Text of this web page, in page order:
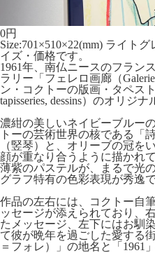
0円
Size:701×510×22(mm) ライト
イズ・価格です。
1961年、南仏ニースのフラン
ラリー「フェレロ画廊（
ン・コクトーの版画・タペス
tapisseries, dessins）のオリジ
濃紺の美しいネイビーブルー
トーの芸術世界の核である「
（竪琴）と、オリーブの冠を
顔が重なり合うように描かれ
薄紫のパステルが、まるで光
グラフ特有の色彩表現が秀逸で
作品の左右には、コクトー自
ッセージが添えられており、
たメッセージ、左下にはお馴
て彼が晩年を過ごした愛する
＝フォレ）」の地名と「1961